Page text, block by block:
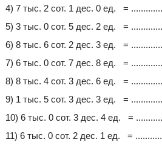
4) 7 тыс. 2 сот. 1 дес. 0 ед. =
5) 3 тыс. 0 сот. 5 дес. 2 ед. =
6) 8 тыс. 6 сот. 2 дес. 3 ед. =
7) 6 тыс. 0 сот. 7 дес. 8 ед. =
8) 8 тыс. 4 сот. 3 дес. 6 ед. =
9) 1 тыс. 5 сот. 3 дес. 3 ед. =
10) 6 тыс. 0 сот. 3 дес. 4 ед. =
11) 6 тыс. 0 сот. 2 дес. 1 ед. =